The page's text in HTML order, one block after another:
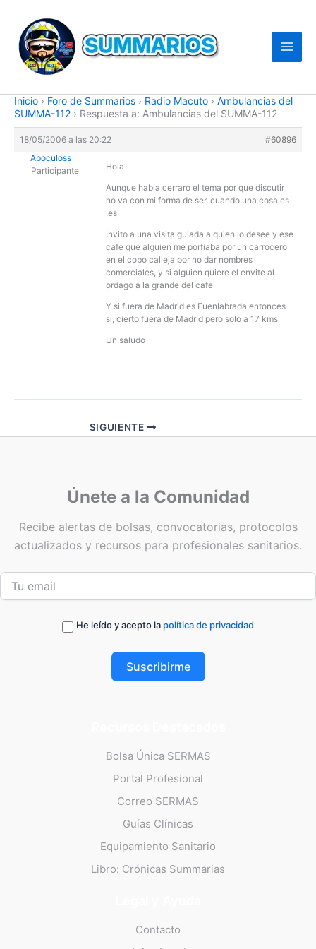
contenido
Inicio › Foro de Summarios › Radio Macuto › Ambulancias del
SUMMA-112 › Respuesta a: Ambulancias del SUMMA-112
18/05/2006 a las 20:22
#60896
Apoculoss
Participante
Hola
Aunque habia cerraro el tema por que discutir
no va con mi forma de ser, cuando una cosa es
,es
Invito a una visita guiada a quien lo desee y ese
cafe que alguien me porfiaba por un carrocero
en el cobo calleja por no dar nombres
comerciales, y si alguien quiere el envite al
ordago a la grande del cafe
Y si fuera de Madrid es Fuenlabrada entonces
si, cierto fuera de Madrid pero solo a 17 kms
Un saludo
SIGUIENTE
Únete a la Comunidad
Recibe alertas de bolsas, convocatorias, protocolos
actualizados y recursos para profesionales sanitarios.
He leído y acepto la política de privacidad
Suscribirme
Bolsa Única SERMAS
Portal Profesional
Correo SERMAS
Guías Clínicas
Equipamiento Sanitario
Libro: Crónicas Summarias
Contacto